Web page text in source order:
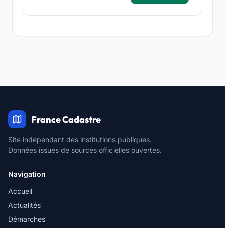
France Cadastre
Site indépendant des institutions publiques.
Données issues de sources officielles ouvertes.
Navigation
Accueil
Actualités
Démarches